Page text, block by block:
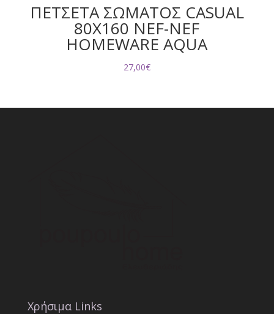
ΠΕΤΣΕΤΑ ΣΩΜΑΤΟΣ CASUAL
80X160 NEF-NEF
HOMEWARE AQUA
27,00€
Χρήσιμα Links